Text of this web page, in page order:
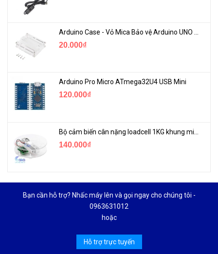
20.000₫
Arduino Pro Micro ATmega32U4 USB Mini
120.000₫
140.000₫
Bạn cần hỗ trợ? Nhấc máy lên và gọi ngay cho chúng tôi -
0963631012
hoặc
Hỗ trợ trực tuyến